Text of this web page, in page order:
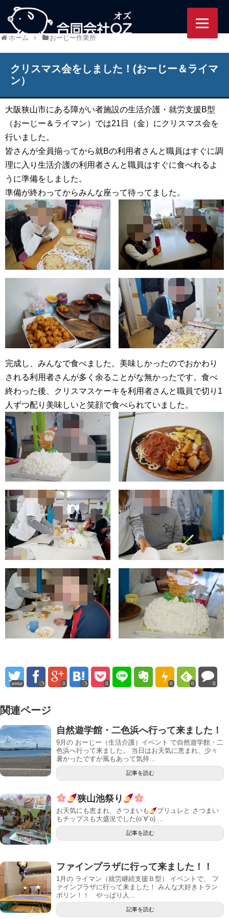
ホーム おーじー作業所
クリスマス会をしました！(おーじー＆ライマ
ン）
大阪狭山市にある障がい者施設の生活介護・就労支援B型
（おーじー＆ライマン）では21日（金）にクリスマス会を
行いました。
皆さんが全員揃ってから就Bの利用者さんと職員はすぐに調
理に入り生活介護の利用者さんと職員はすぐに食べれるよ
うに準備をしました。
準備が終わってからみんな座って待ってました。
完成し、みんなで食べました。美味しかったのでおかわり
される利用者さんが多く余ることがな無かったです。食べ
終わった後、クリスマスケーキを利用者さんと職員で切り1
人ずつ配り美味しいと笑顔で食べられていました。
error 0 0 0 0 0
関連ページ
自然遊学館・二色浜へ行って来ました！
9月の おーじー（生活介護）イベント で自然遊学館・二
色浜へ行って来ました。 当日はお天気に恵まれ、少々
暑かったですが風もあって気持...
記事を読む
狭山池祭り
お天気にも恵まれ、さつまいも
ブリュレと さつまい
もチップスも大盛況でした(о´∀`о) ...
記事を読む
ファインプラザに行って来ました！！
1月の ライマン（就労継続支援Ｂ型） イベントで、 フ
ァインプラザに行って来ました！ みんな大好きトラン
ポリン！！ やっぱり人...
記事を読む
ozworlds.jp/wordpress-